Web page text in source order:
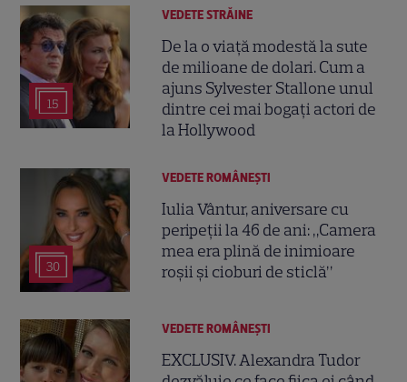
15
VEDETE STRĂINE
De la o viață modestă la sute
de milioane de dolari. Cum a
ajuns Sylvester Stallone unul
dintre cei mai bogați actori de
la Hollywood
30
VEDETE ROMÂNEŞTI
Iulia Vântur, aniversare cu
peripeții la 46 de ani: „Camera
mea era plină de inimioare
roșii și cioburi de sticlă”
VEDETE ROMÂNEŞTI
EXCLUSIV. Alexandra Tudor